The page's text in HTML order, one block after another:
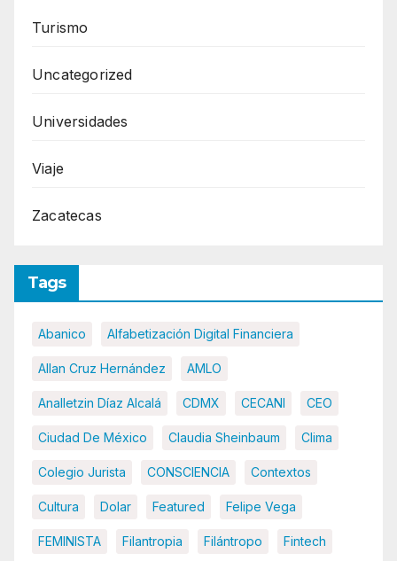
Turismo
Uncategorized
Universidades
Viaje
Zacatecas
Tags
Abanico Alfabetización Digital Financiera
Allan Cruz Hernández AMLO
Analletzin Díaz Alcalá CDMX CECANI CEO
Ciudad De México Claudia Sheinbaum Clima
Colegio Jurista CONSCIENCIA Contextos
Cultura Dolar Featured Felipe Vega
FEMINISTA Filantropia Filántropo Fintech